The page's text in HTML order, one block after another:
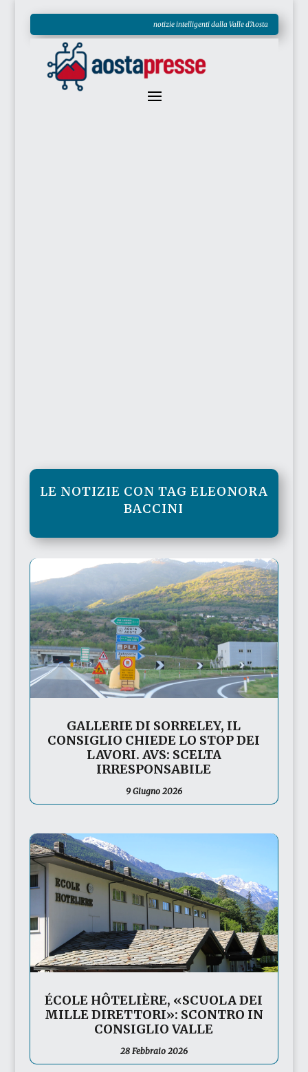
notizie intelligenti dalla Valle d'Aosta
LE NOTIZIE CON TAG ELEONORA
BACCINI
GALLERIE DI SORRELEY, IL
CONSIGLIO CHIEDE LO STOP DEI
LAVORI. AVS: SCELTA
IRRESPONSABILE
9 Giugno 2026
ÉCOLE HÔTELIÈRE, «SCUOLA DEI
MILLE DIRETTORI»: SCONTRO IN
CONSIGLIO VALLE
28 Febbraio 2026